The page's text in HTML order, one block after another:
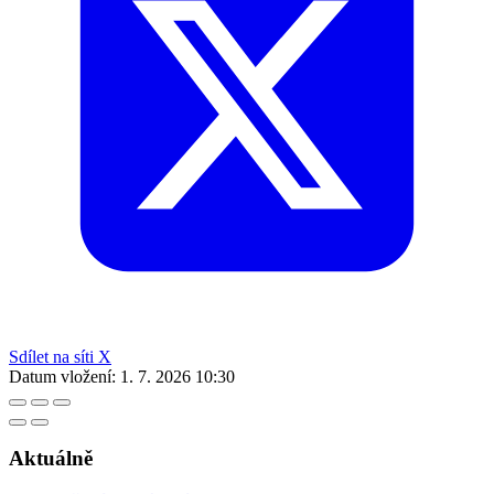
Sdílet na síti X
Datum vložení: 1. 7. 2026 10:30
Aktuálně